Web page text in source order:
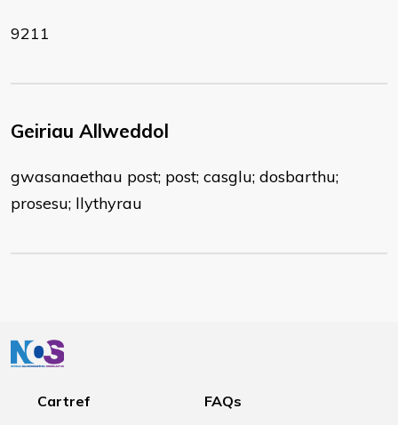
9211
Geiriau Allweddol
gwasanaethau post; post; casglu; dosbarthu;
prosesu; llythyrau
Cartref FAQs